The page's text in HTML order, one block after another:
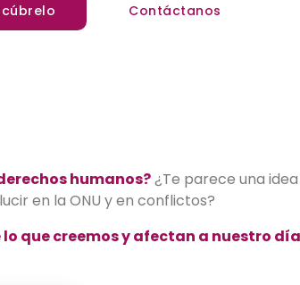
Contáctanos
humanos?¿Te parece una idea
en la ONU y en conflictos?
lo que creemos y afectan a nuestro